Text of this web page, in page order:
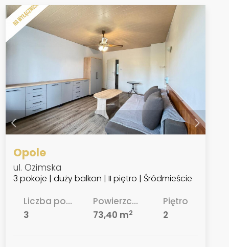
Opole
ul. Ozimska
3 pokoje | duży balkon | II piętro | Śródmieście
Liczba pokoi
3
Powierzchnia
73,40 m2
Piętro
2